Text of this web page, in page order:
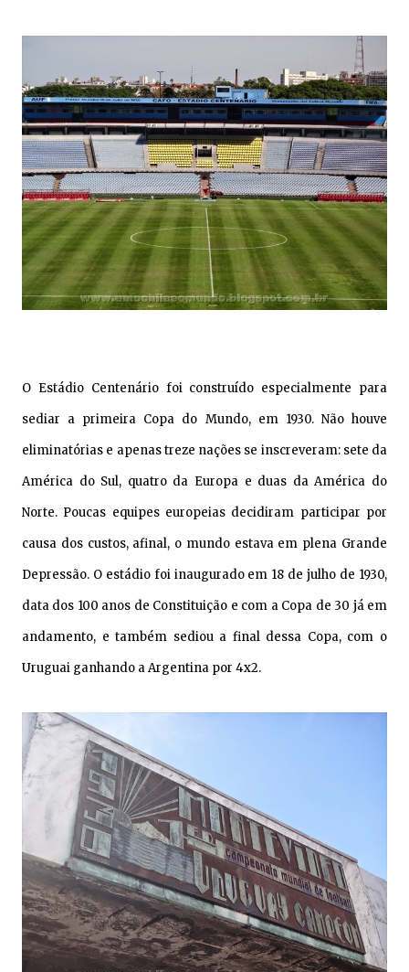
O Estádio Centenário foi construído especialmente para
sediar a primeira Copa do Mundo, em 1930. Não houve
eliminatórias e apenas treze nações se inscreveram: sete da
América do Sul, quatro da Europa e duas da América do
Norte. Poucas equipes europeias decidiram participar por
causa dos custos, afinal, o mundo estava em plena Grande
Depressão. O estádio foi inaugurado em 18 de julho de 1930,
data dos 100 anos de Constituição e com a Copa de 30 já em
andamento, e também sediou a final dessa Copa, com o
Uruguai ganhando a Argentina por 4x2.